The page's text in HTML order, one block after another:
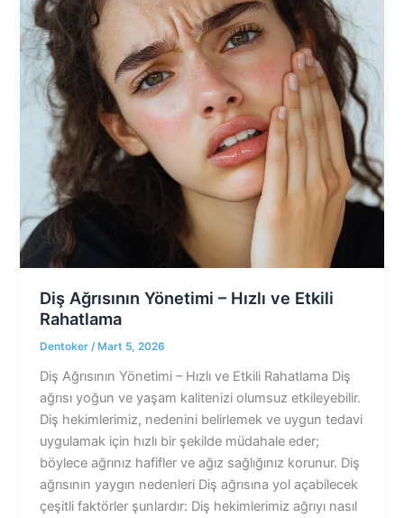
Diş Ağrısının Yönetimi – Hızlı ve Etkili
Rahatlama
Dentoker /Mart 5, 2026
Diş Ağrısının Yönetimi – Hızlı ve Etkili Rahatlama Diş
ağrısı yoğun ve yaşam kalitenizi olumsuz etkileyebilir.
Diş hekimlerimiz, nedenini belirlemek ve uygun tedavi
uygulamak için hızlı bir şekilde müdahale eder;
böylece ağrınız hafifler ve ağız sağlığınız korunur. Diş
ağrısının yaygın nedenleri Diş ağrısına yol açabilecek
çeşitli faktörler şunlardır: Diş hekimlerimiz ağrıyı nasıl